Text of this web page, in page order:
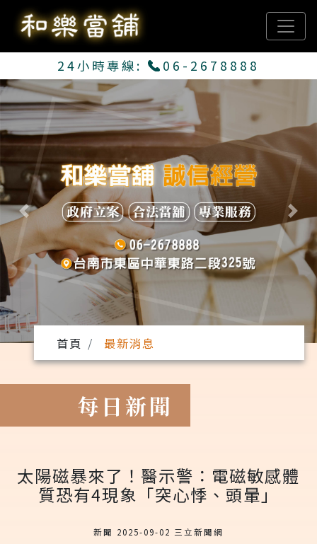
24小時專線: 06-2678888
Previous Next
首頁 最新消息
每日新聞
太陽磁暴來了！醫示警：電磁敏感體
質恐有4現象「突心悸、頭暈」
新聞 2025-09-02 三立新聞網